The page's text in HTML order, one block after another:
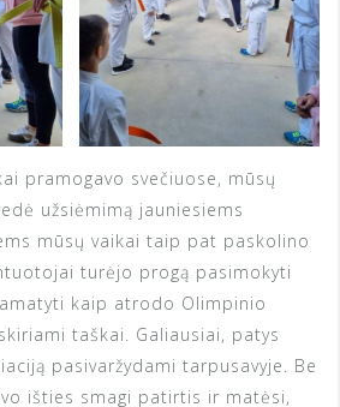
pramogavo svečiuose, mūsų
užsiėmimą jauniesiems
mūsų vaikai taip pat paskolino
turėjo progą pasimokyti
kaip atrodo Olimpinio
taškai. Galiausiai, patys
pasivaržydami tarpusavyje. Be
išties smagi patirtis ir matėsi,